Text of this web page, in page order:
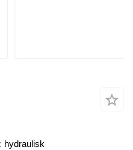
hydraulisk